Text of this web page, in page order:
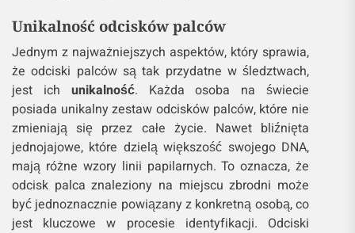
Unikalność odcisków palców
Jednym z najważniejszych aspektów, który sprawia,
że odciski palców są tak przydatne w śledztwach,
jest ich unikalność. Każda osoba na świecie
posiada unikalny zestaw odcisków palców, które nie
zmieniają się przez całe życie. Nawet bliźnięta
jednojajowe, które dzielą większość swojego DNA,
mają różne wzory linii papilarnych. To oznacza, że
odcisk palca znaleziony na miejscu zbrodni może
być jednoznacznie powiązany z konkretną osobą, co
jest kluczowe w procesie identyfikacji. Odciski